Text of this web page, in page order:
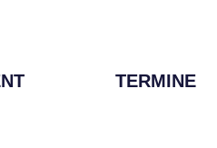
TERMINE